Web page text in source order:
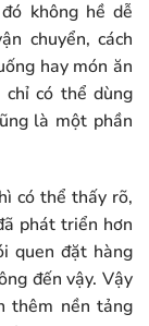
không hề dễ
chuyển, cách
hay món ăn
có thể dùng
là một phần
có thể thấy rõ,
phát triển hơn
quen đặt hàng
đến vậy. Vậy
thêm nền tảng